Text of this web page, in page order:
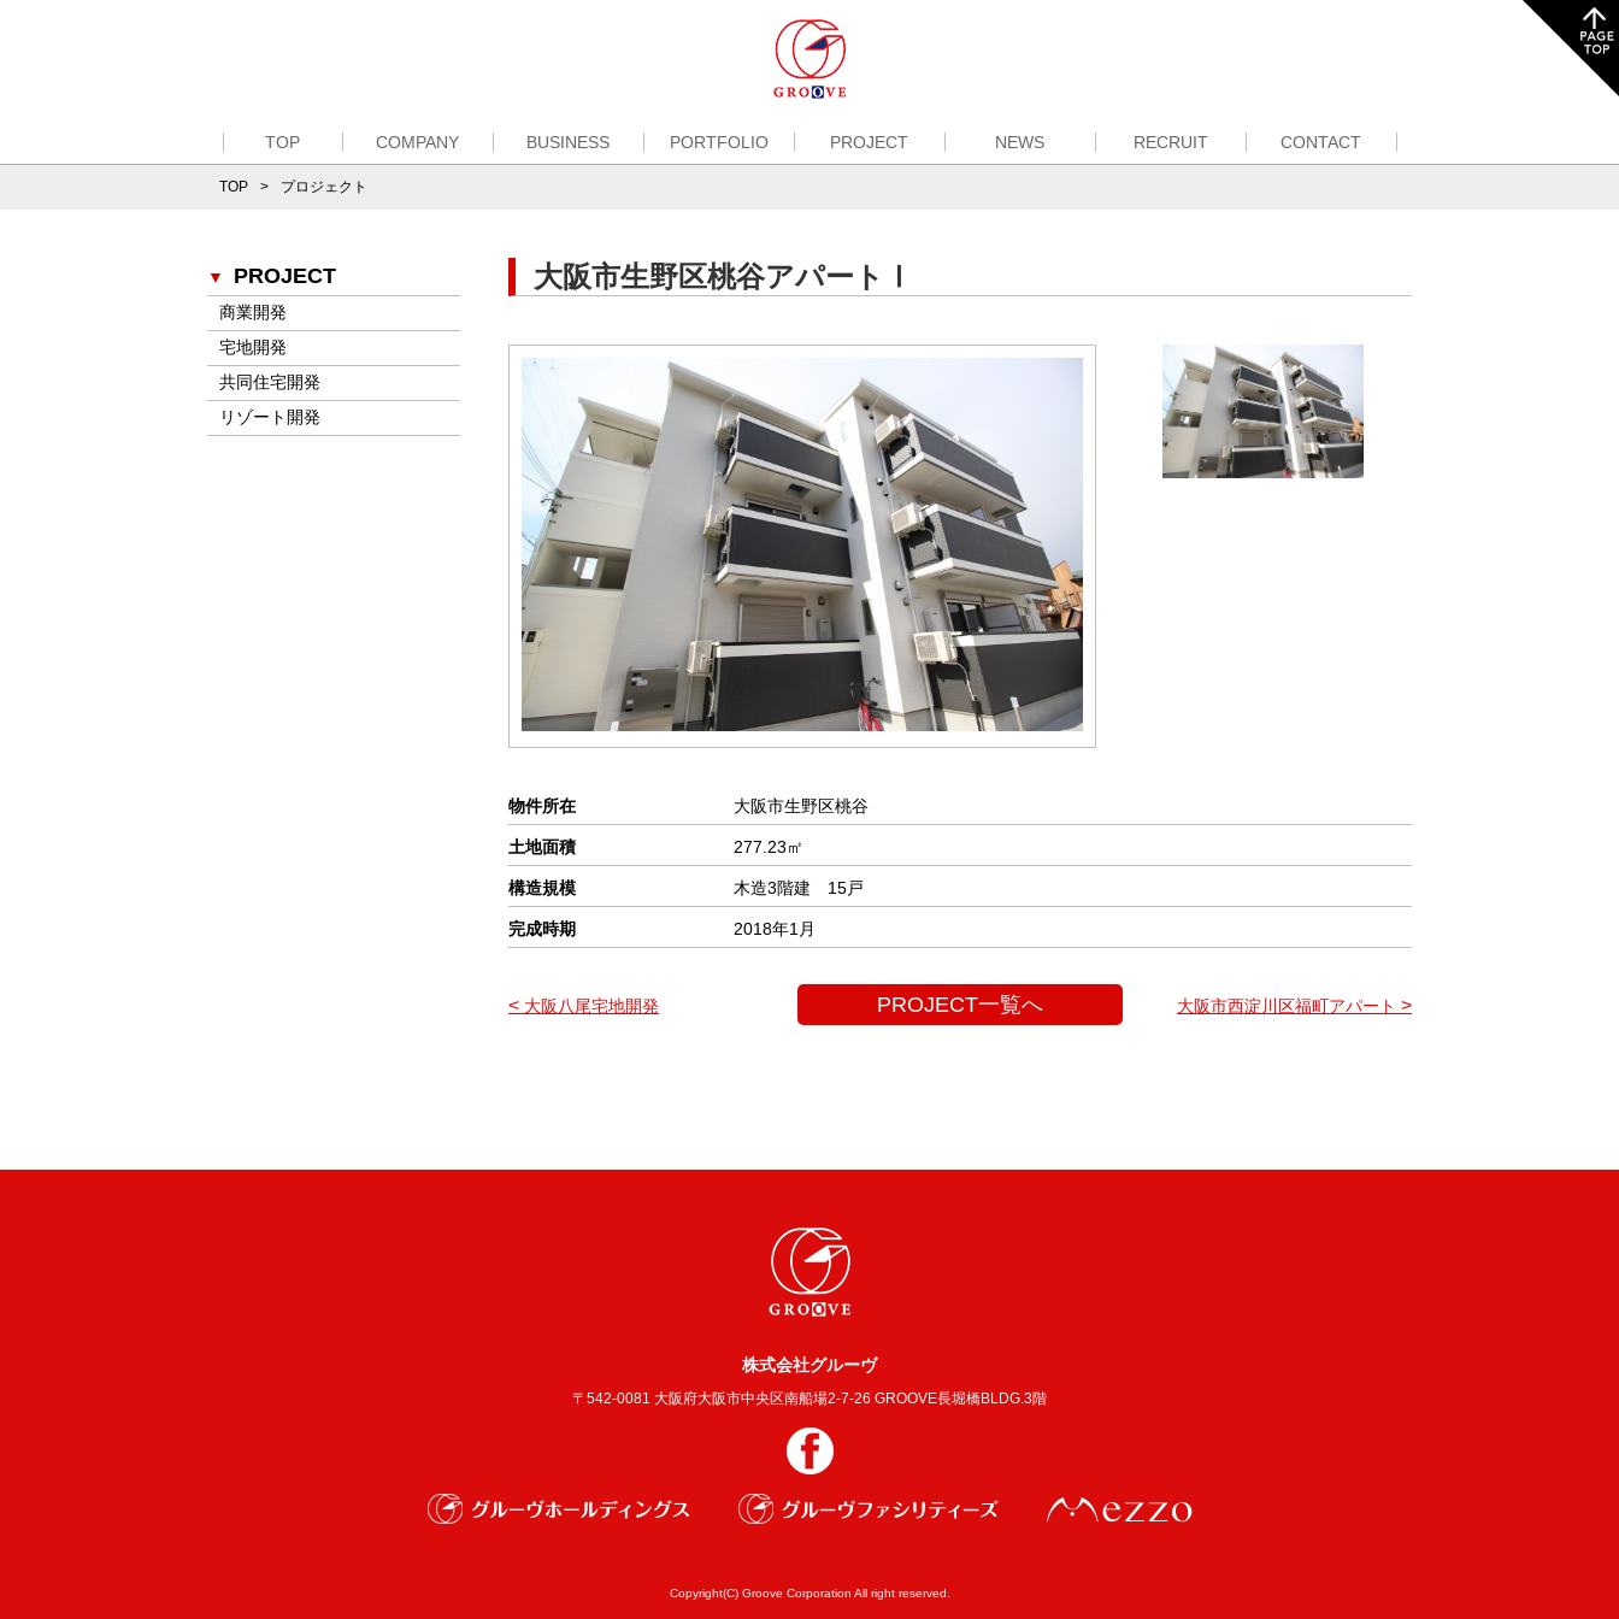
TOP COMPANY BUSINESS PORTFOLIO PROJECT NEWS RECRUIT CONTACT
TOP プロジェクト
大阪市生野区桃谷アパートⅠ
物件所在 大阪市生野区桃谷
土地面積 277.23㎡
構造規模 木造3階建 15戸
完成時期 2018年1月
< 大阪八尾宅地開発 PROJECT一覧へ 大阪市西淀川区福町アパート >
PROJECT
商業開発
宅地開発
共同住宅開発
リゾート開発
株式会社グルーヴ
〒542-0081 大阪府大阪市中央区南船場2-7-26 GROOVE長堀橋BLDG.3階
Copyright(C) Groove Corporation All right reserved.